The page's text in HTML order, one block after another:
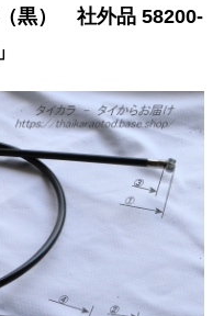
黒） 社外品 58200-